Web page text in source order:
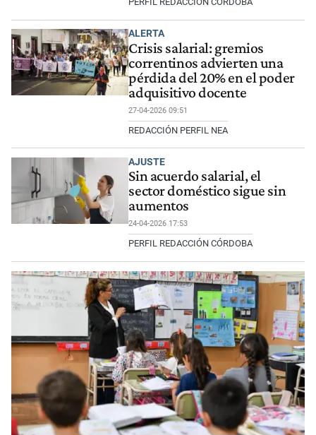
ALERTA
Crisis salarial: gremios
correntinos advierten una
pérdida del 20% en el poder
adquisitivo docente
27-04-2026 09:51
REDACCIÓN PERFIL NEA
AJUSTE
Sin acuerdo salarial, el
sector doméstico sigue sin
aumentos
24-04-2026 17:53
PERFIL REDACCIÓN CÓRDOBA